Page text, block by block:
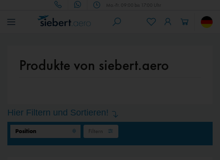
Mo.-Fr. 09:00 bis 17:00 Uhr
Produkte von siebert.aero
Hier Filtern und Sortieren!
Filtern